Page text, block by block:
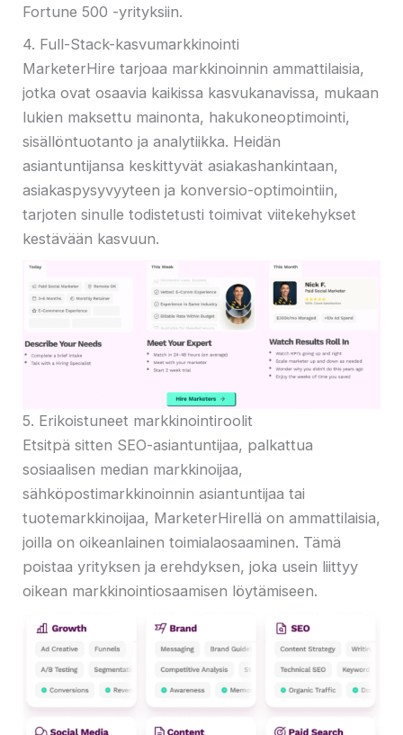
Fortune 500 -yrityksiin.
4. Full-Stack-kasvumarkkinointi
MarketerHire tarjoaa markkinoinnin ammattilaisia,
jotka ovat osaavia kaikissa kasvukanavissa, mukaan
lukien maksettu mainonta, hakukoneoptimointi,
sisällöntuotanto ja analytiikka. Heidän
asiantuntijansa keskittyvät asiakashankintaan,
asiakaspysyvyyteen ja konversio-optimointiin,
tarjoten sinulle todistetusti toimivat viitekehykset
kestävään kasvuun.
5. Erikoistuneet markkinointiroolit
Etsitpä sitten SEO-asiantuntijaa, palkattua
sosiaalisen median markkinoijaa,
sähköpostimarkkinoinnin asiantuntijaa tai
tuotemarkkinoijaa, MarketerHirellä on ammattilaisia,
joilla on oikeanlainen toimialaosaaminen. Tämä
poistaa yrityksen ja erehdyksen, joka usein liittyy
oikean markkinointiosaamisen löytämiseen.